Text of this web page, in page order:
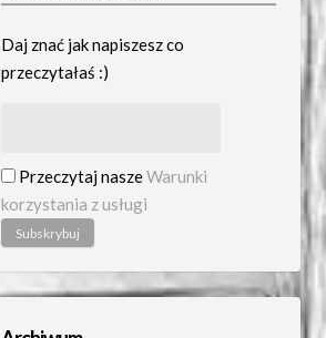
Daj znać jak napiszesz co
przeczytałaś :)
Przeczytaj naszeWarunki
korzystania z usługi